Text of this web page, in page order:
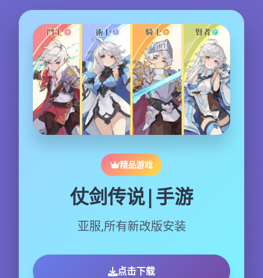
精品游戏
仗剑传说|手游
亚服,所有新改版安装
点击下载